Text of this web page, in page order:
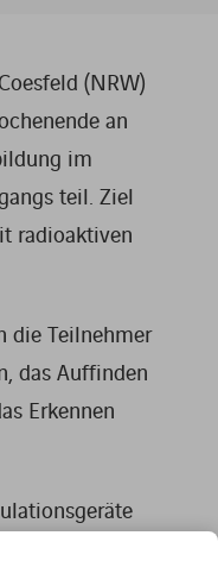
(NRW)
an
im
teil. Ziel
radioaktiven
die Teilnehmer
das Auffinden
Erkennen